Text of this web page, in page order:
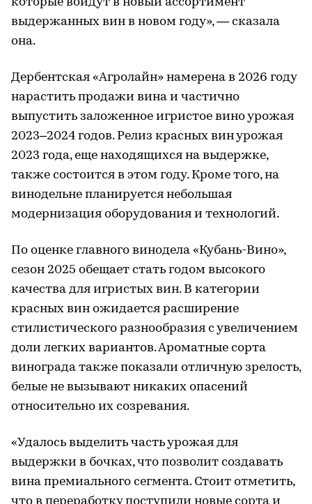
выдержанных вин в новом году», — сказала
она.
Дербентская «Агролайн» намерена в 2026 году
нарастить продажи вина и частично
выпустить заложенное игристое вино урожая
2023–2024 годов. Релиз красных вин урожая
2023 года, еще находящихся на выдержке,
также состоится в этом году. Кроме того, на
винодельне планируется небольшая
модернизация оборудования и технологий.
По оценке главного винодела «Кубань-Вино»,
сезон 2025 обещает стать годом высокого
качества для игристых вин. В категории
красных вин ожидается расширение
стилистического разнообразия с увеличением
доли легких вариантов. Ароматные сорта
винограда также показали отличную зрелость,
белые не вызывают никаких опасений
относительно их созревания.
«Удалось выделить часть урожая для
выдержки в бочках, что позволит создавать
вина премиального сегмента. Стоит отметить,